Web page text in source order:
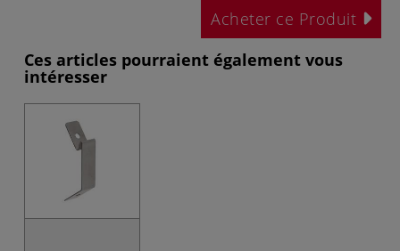
Acheter ce Produit
Ces articles pourraient également vous
intéresser